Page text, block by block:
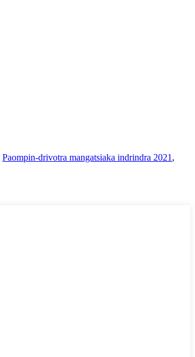
Paompin-drivotra mangatsiaka indrindra 2021 ,